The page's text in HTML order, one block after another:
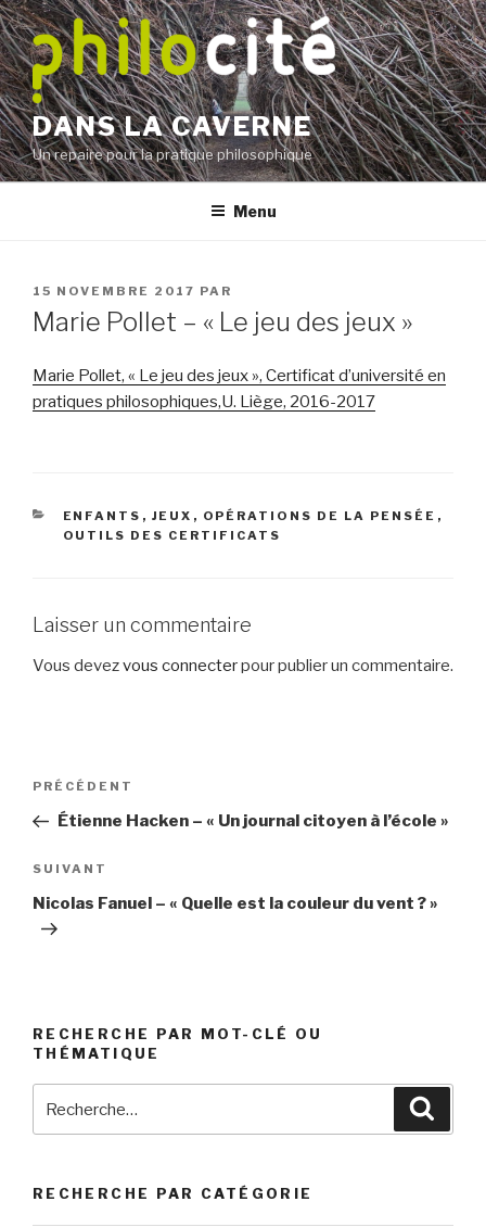
Aller
au
contenu
principal
DANS LA CAVERNE
Un repaire pour la pratique philosophique
Menu
PUBLIÉ
LE
15 NOVEMBRE 2017 PAR
Marie Pollet – « Le jeu des jeux »
Marie Pollet, « Le jeu des jeux », Certificat d’université en
pratiques philosophiques,U. Liège, 2016-2017
CATÉGORIES
ENFANTS , JEUX , OPÉRATIONS DE LA PENSÉE ,
OUTILS DES CERTIFICATS
Laisser un commentaire
Vous devezvous connecterpour publier un commentaire.
Navigation
l’article
Article
précédent
PRÉCÉDENT
Étienne Hacken – « Un journal citoyen à l’école »
Article
suivant
SUIVANT
Nicolas Fanuel – « Quelle est la couleur du vent ? »
RECHERCHE PAR MOT-CLÉ OU
THÉMATIQUE
pour
RECHERCHE PAR CATÉGORIE